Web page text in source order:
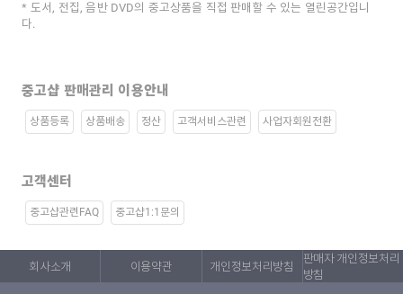
도서, 전집, 음반 DVD의 중고상품을 직접 판매할 수 있는 열린공간입니
다.
중고샵 판매관리 이용안내
상품등록 상품배송 정산 고객서비스관련 사업자회원전환
고객센터
중고샵관련FAQ 중고샵1:1문의
회사소개 이용약관 개인정보처리방침
판매자 개인정보처리
방침